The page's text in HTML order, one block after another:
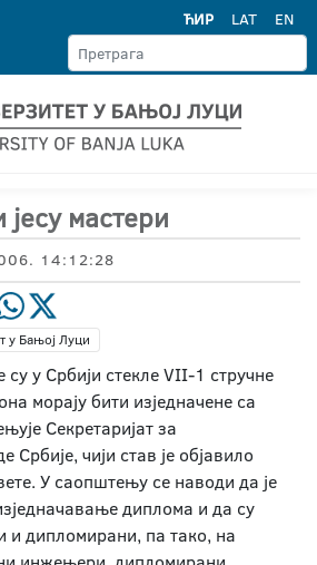
ЋИР LAT EN
мастери
14:12:28
у Бањој Луци
су у Србији стекле VII-1 стручне
морају бити изједначене са
Секретаријат за
Србије, чији став је објавило
У саопштењу се наводи да је
диплома и да су
и дипломирани, па тако, на